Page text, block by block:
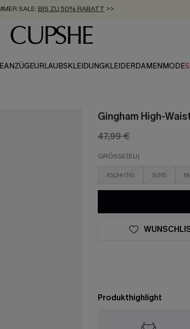
SALE: BIS ZU 50% RABATT >>
BIS ZU -20% EXTRA ERHALTEN
VERSAND AB 89 €
URLAUBSKLEIDUNGKLEIDERDAMENMODE
Gingham High-
47,99 €
GRÖSSE(EU)
XS(34/36) S(38)
Produkthighlight